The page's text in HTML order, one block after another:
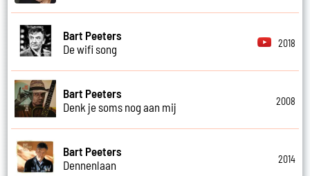
Bart Peeters
De wifi song
2018
Bart Peeters
Denk je soms nog aan mij
2008
Bart Peeters
Dennenlaan
2014